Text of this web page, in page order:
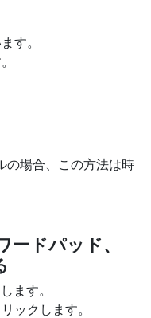
す。
の場合、この方法は時
ドパッド、
ます。
ックします。